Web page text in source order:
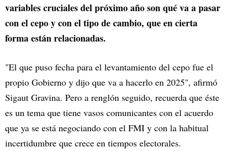
variables cruciales del próximo año son qué va a pasar
con el cepo y con el tipo de cambio, que en cierta
forma están relacionadas.
"El que puso fecha para el levantamiento del cepo fue el
propio Gobierno y dijo que va a hacerlo en 2025", afirmó
Sigaut Gravina. Pero a renglón seguido, recuerda que éste
es un tema que tiene vasos comunicantes con el acuerdo
que ya se está negociando con el FMI y con la habitual
incertidumbre que crece en tiempos electorales.